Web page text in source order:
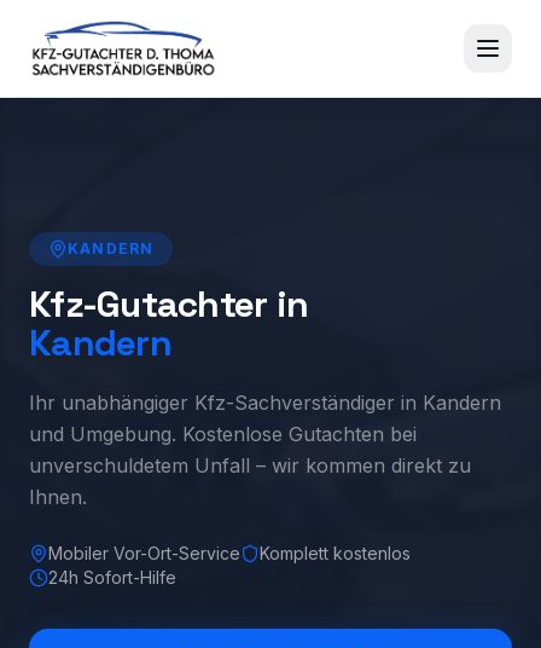
KANDERN
Kfz-Gutachter in
Kandern
Ihr unabhängiger Kfz-Sachverständiger in Kandern
und Umgebung. Kostenlose Gutachten bei
unverschuldetem Unfall – wir kommen direkt zu
Ihnen.
Mobiler Vor-Ort-Service
Komplett kostenlos
24h Sofort-Hilfe